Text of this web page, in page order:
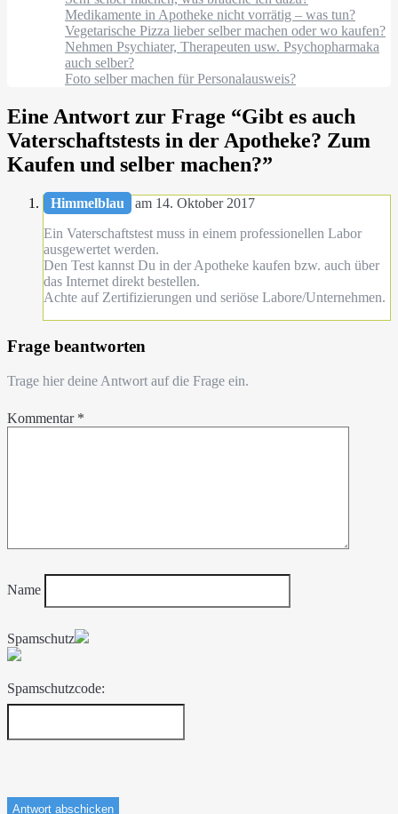
Medikamente in Apotheke nicht vorrätig – was tun?
Vegetarische Pizza lieber selber machen oder wo kaufen?
Nehmen Psychiater, Therapeuten usw. Psychopharmaka
auch selber?
Foto selber machen für Personalausweis?
Eine Antwort zur Frage “Gibt es auch
Vaterschaftstests in der Apotheke? Zum
Kaufen und selber machen?”
Himmelblau
am 14. Oktober 2017
Ein Vaterschaftstest muss in einem professionellen Labor
ausgewertet werden.
Den Test kannst Du in der Apotheke kaufen bzw. auch über
das Internet direkt bestellen.
Achte auf Zertifizierungen und seriöse Labore/Unternehmen.
Frage beantworten
Trage hier deine Antwort auf die Frage ein.
Kommentar *
Name
Spamschutz
Spamschutzcode: